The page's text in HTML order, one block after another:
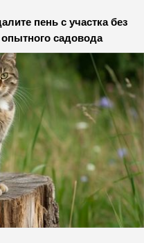
пень с участка без
садовода